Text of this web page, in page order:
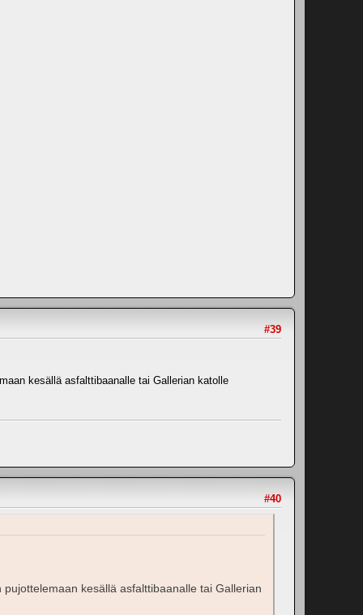
#39
kesällä asfalttibaanalle tai Gallerian katolle
#40
kesällä asfalttibaanalle tai Gallerian